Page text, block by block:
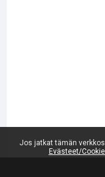
Jos jatkat tämän
Evästeet/